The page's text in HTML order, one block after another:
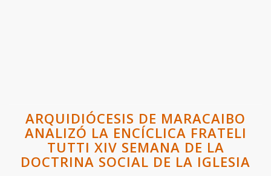
ARQUIDIÓCESIS DE MARACAIBO
ANALIZÓ LA ENCÍCLICA FRATELI
TUTTI XIV SEMANA DE LA
DOCTRINA SOCIAL DE LA IGLESIA